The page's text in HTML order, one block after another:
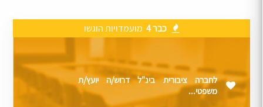
כבר 4 מועמדויות הוגשו
לחברה ציבורית בינ"ל דרוש/ה יועץ/ת
משפטי...